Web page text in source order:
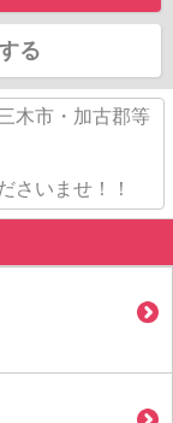
る
木市・加古郡等
さいませ！！